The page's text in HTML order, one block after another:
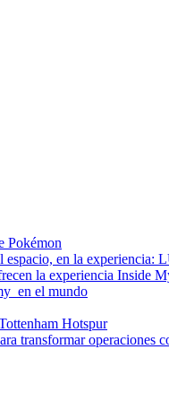
Pokémon
espacio, en la experiencia:
la experiencia Inside
en el mundo
Hotspur
transformar operaciones